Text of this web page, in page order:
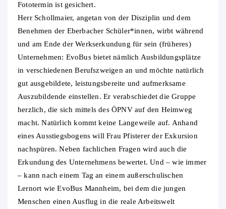
Fototermin ist gesichert.
Herr Schollmaier, angetan von der Disziplin und dem
Benehmen der Eberbacher Schüler*innen, wirbt während
und am Ende der Werkserkundung für sein (früheres)
Unternehmen: EvoBus bietet nämlich Ausbildungsplätze
in verschiedenen Berufszweigen an und möchte natürlich
gut ausgebildete, leistungsbereite und aufmerksame
Auszubildende einstellen. Er verabschiedet die Gruppe
herzlich, die sich mittels des ÖPNV auf den Heimweg
macht. Natürlich kommt keine Langeweile auf. Anhand
eines Ausstiegsbogens will Frau Pfisterer der Exkursion
nachspüren. Neben fachlichen Fragen wird auch die
Erkundung des Unternehmens bewertet. Und – wie immer
– kann nach einem Tag an einem außerschulischen
Lernort wie EvoBus Mannheim, bei dem die jungen
Menschen einen Ausflug in die reale Arbeitswelt